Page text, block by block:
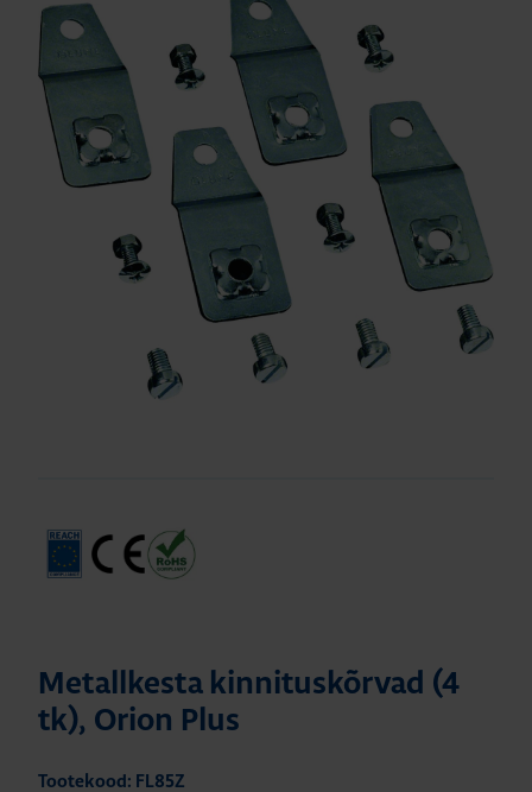
Metallkesta kinnituskõrvad (4
tk), Orion Plus
Tootekood: FL85Z